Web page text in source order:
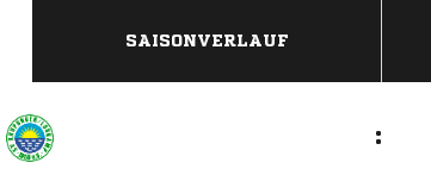
SAISONVERLAUF
: